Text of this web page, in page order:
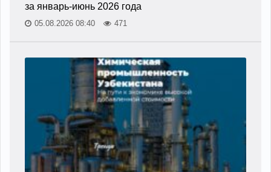
за январь-июнь 2026 года
05.08.2026 08:40 471